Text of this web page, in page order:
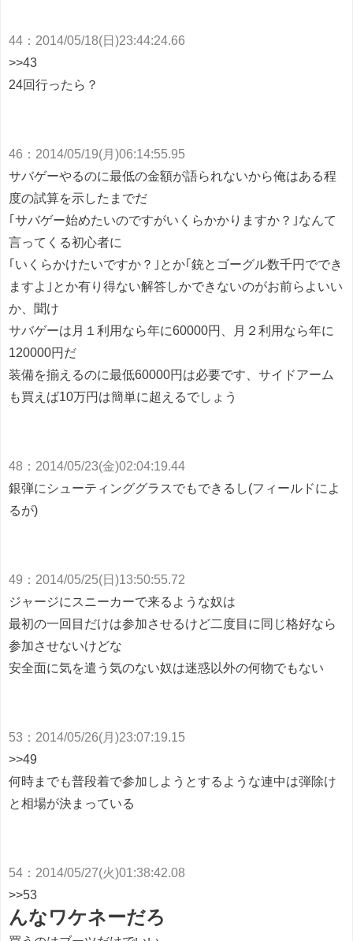
44 ： 2014/05/18(日)23:44:24.66
>>43
24回行ったら？
46 ： 2014/05/19(月)06:14:55.95
サバゲーやるのに最低の金額が語られないから俺はある程
度の試算を示したまでだ
｢サバゲー始めたいのですがいくらかかりますか？｣なんて
言ってくる初心者に
｢いくらかけたいですか？｣とか｢銃とゴーグル数千円ででき
ますよ｣とか有り得ない解答しかできないのがお前らよいい
か、聞け
サバゲーは月１利用なら年に60000円、月２利用なら年に
120000円だ
装備を揃えるのに最低60000円は必要です、サイドアーム
も買えば10万円は簡単に超えるでしょう
48 ： 2014/05/23(金)02:04:19.44
銀弾にシューティンググラスでもできるし(フィールドによ
るが)
49 ： 2014/05/25(日)13:50:55.72
ジャージにスニーカーで来るような奴は
最初の一回目だけは参加させるけど二度目に同じ格好なら
参加させないけどな
安全面に気を遣う気のない奴は迷惑以外の何物でもない
53 ： 2014/05/26(月)23:07:19.15
>>49
何時までも普段着で参加しようとするような連中は弾除け
と相場が決まっている
54 ： 2014/05/27(火)01:38:42.08
>>53
んなワケネーだろ